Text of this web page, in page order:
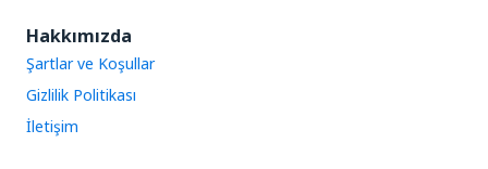
Hakkımızda
Şartlar ve Koşullar
Gizlilik Politikası
İletişim